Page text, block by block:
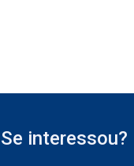
Se interessou?